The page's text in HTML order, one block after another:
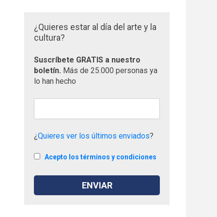
¿Quieres estar al día del arte y la
cultura?
Suscríbete GRATIS a nuestro
boletín. Más de 25.000 personas ya
lo han hecho
¿Quieres ver los últimos enviados?
Acepto los términos y condiciones